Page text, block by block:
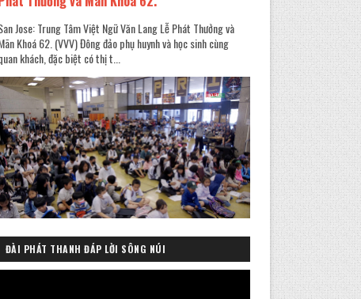
Jose: Trung Tâm Việt Ngữ Văn Lang Lễ Phát Thưởng và
Khoá 62. (VVV) Đông đảo phụ huynh và học sinh cùng
khách, đặc biệt có thị t...
ĐÀI PHÁT THANH ĐÁP LỜI SÔNG NÚI